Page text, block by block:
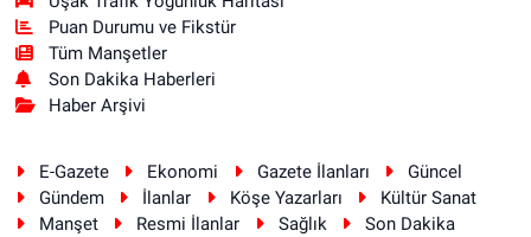
Puan Durumu ve Fikstür
Tüm Manşetler
Son Dakika Haberleri
Haber Arşivi
E-Gazete Ekonomi Gazete İlanları
Güncel
Gündem
İlanlar Köşe Yazarları
Kültür Sanat
Manşet
Resmi İlanlar Sağlık
Son Dakika